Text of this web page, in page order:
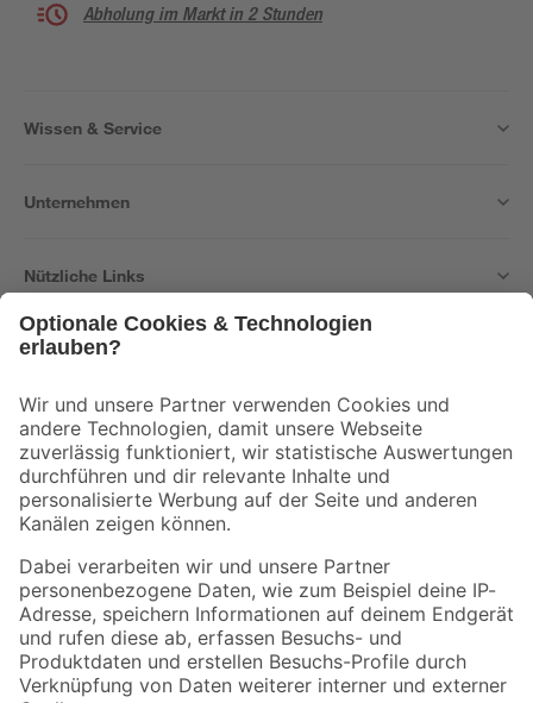
Abholung im Markt in 2 Stunden
Wissen & Service
Unternehmen
Nützliche Links
Der toom Newsletter: Keine Angebote und Aktionen mehr verpassen!
Zur Newsletter Anmeldung
Folge uns
Zahlungsarten Versandarten